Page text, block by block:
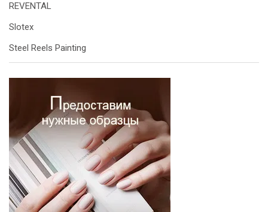
REVENTAL
Slotex
Steel Reels Painting